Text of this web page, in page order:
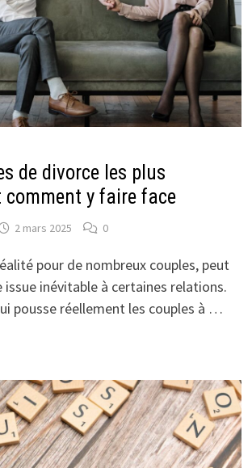
de divorce les plus
comment y faire face
2 mars 2025 0
pour de nombreux couples, peut
issue inévitable à certaines relations.
pousse réellement les couples à …